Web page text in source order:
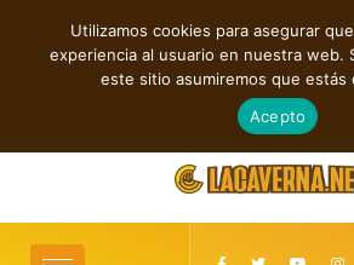
TENDENCIAS
Rock, folk e indie: cuatro estrenos
agosto 7, 2026
Utilizamos cookies para asegurar
experiencia al usuario en nuestra web.
este sitio asumiremos que estás
Acepto